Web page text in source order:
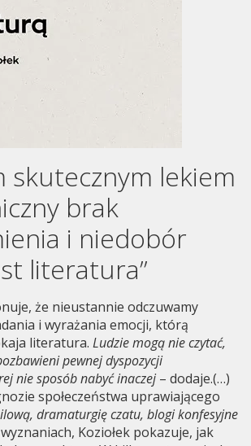
skutecznym lekiem
brak
i niedobór
literatura”
że nieustannie odczuwamy
i wyrażania emocji, którą
literatura.Ludzie mogą nie czytać,
pewnej dyspozycji
nie sposób nabyć inaczej– dodaje.(…)
społeczeństwa uprawiającego
dramaturgię czatu, blogi konfesyjne
Koziołek pokazuje, jak